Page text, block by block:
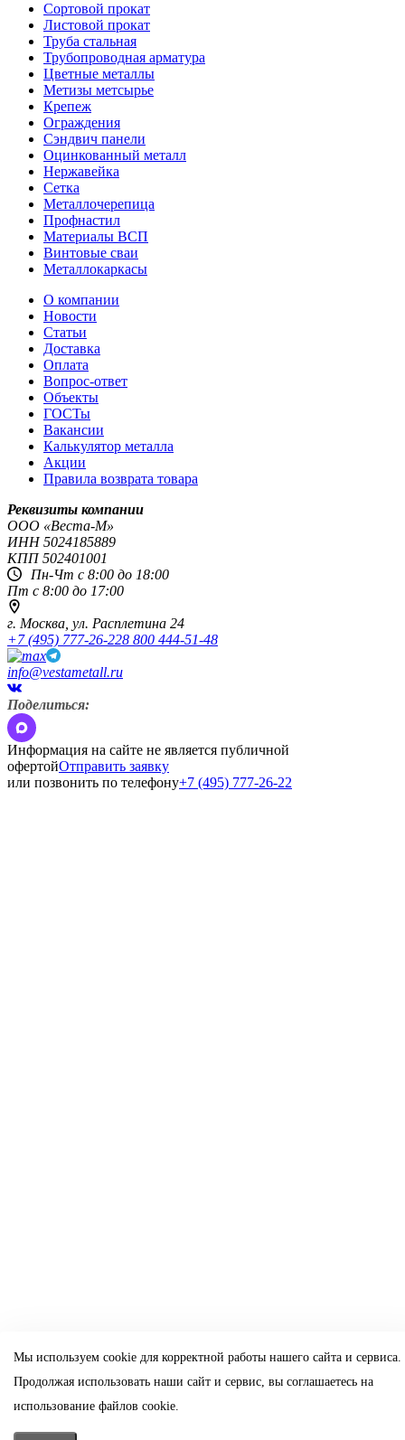
Сортовой прокат
Листовой прокат
Труба стальная
Трубопроводная арматура
Цветные металлы
Метизы метсырье
Крепеж
Ограждения
Сэндвич панели
Оцинкованный металл
Нержавейка
Сетка
Металлочерепица
Профнастил
Материалы ВСП
Винтовые сваи
Металлокаркасы
О компании
Новости
Статьи
Доставка
Оплата
Вопрос-ответ
Объекты
ГОСТы
Вакансии
Калькулятор металла
Акции
Правила возврата товара
Реквизиты компании
OOO «Веста-М»
ИНН5024185889
КПП502401001
Пн-Чт с 8:00 до 18:00
Пт с 8:00 до 17:00
г. Москва, ул. Расплетина 24
+7 (495) 777-26-228 800 444-51-48
info@vestametall.ru
Поделиться:
Информация на сайте не является публичной
офертойОтправить заявку
или позвонить по телефону+7 (495) 777-26-22
Мы используем cookie для корректной работы нашего сайта и сервиса.
Продолжая использовать наши сайт и сервис, вы соглашаетесь на
использование файлов cookie.